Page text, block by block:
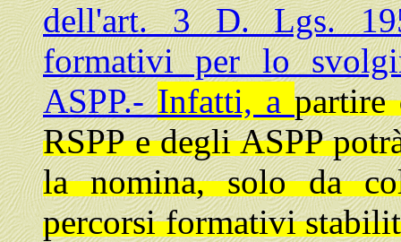
dell'art. 3 D. Lgs.
formativi per lo
ASPP.-Infatti, a
RSPP e degli ASPP
la nomina, solo da
percorsi formativi